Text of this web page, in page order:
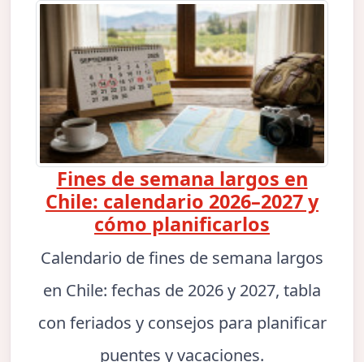
Fines de semana largos en
Chile: calendario 2026–2027 y
cómo planificarlos
Calendario de fines de semana largos
en Chile: fechas de 2026 y 2027, tabla
con feriados y consejos para planificar
puentes y vacaciones.